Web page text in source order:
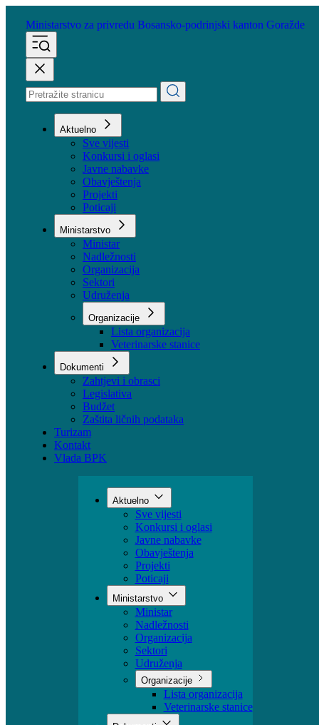
Ministarstvo za privredu
Aktuelno
Sve vijesti
Konkursi i oglasi
Javne nabavke
Obavještenja
Projekti
Poticaji
Ministarstvo
Ministar
Nadležnosti
Sektori
Udruženja
Organizacije
Lista organizacija
Veterinarske stanice
Dokumenti
Zahtjevi i obrasci
Legislativa
Budžet
Zaštita ličnih podataka
Vlada BPK
Aktuelno
Sve vijesti
Konkursi i oglasi
Javne nabavke
Obavještenja
Projekti
Poticaji
Ministarstvo
Ministar
Nadležnosti
Organizacija
Sektori
Udruženja
Organizacije